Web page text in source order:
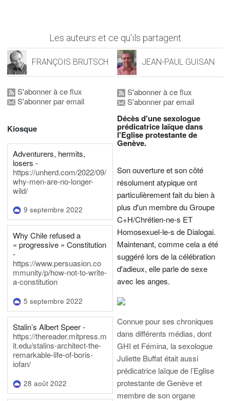
Les auteurs et ce qu'ils partagent
FRANÇOIS BRUTSCH
S'abonner à ce flux
S'abonner par email
Kiosque
Adventurers, hermits,
losers -
https://unherd.com/2022/09/
why-men-are-no-longer-
wild/
9 septembre 2022
Why Chile refused a
« progressive » Constitution
-
https://www.persuasion.co
mmunity/p/how-not-to-write-
a-constitution
5 septembre 2022
Stalin’s Albert Speer -
https://thereader.mitpress.m
it.edu/stalins-architect-the-
remarkable-life-of-boris-
iofan/
28 août 2022
JEAN-PAUL GUISAN
S'abonner à ce flux
S'abonner par email
Décès d'une sexologue
prédicatrice laïque dans
l'Eglise protestante de
Genève.
Son ouverture et son côté
résolument atypique ont
particulièrement fait du bien à
plus d'un membre du Groupe
C+H/Chrétien-ne-s ET
Homosexuel-le-s de Dialogai.
Maintenant, comme cela a été
suggéré lors de la célébration
d'adieux, elle parle de sexe
avec les anges.
Connue pour ses chroniques
dans différents médias, dont
GHI et Fémina, la sexologue
Juliette Buffat était aussi
prédicatrice laïque de l’Eglise
protestante de Genève et
membre de son organe